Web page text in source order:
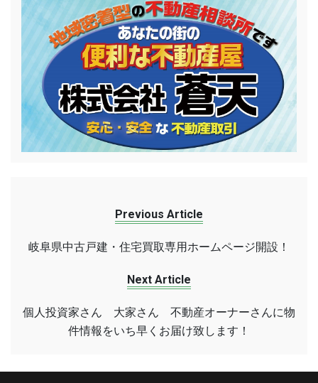
Previous Article
岐阜県中古戸建・住宅買取専用ホームページ開設！
Next Article
個人投資家さん 大家さん 不動産オーナーさんに物
件情報をいち早くお届け致します！